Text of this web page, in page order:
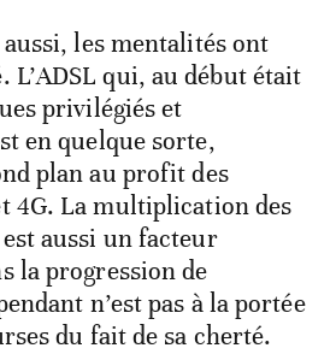
les mentalités ont
L’ADSL qui, au début était
privilégiés et
en quelque sorte,
plan au profit des
4G. La multiplication des
aussi un facteur
la progression de
n’est pas à la portée
du fait de sa cherté.